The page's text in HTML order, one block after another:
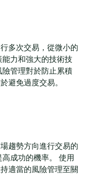
多次交易，從微小的
力和強大的技術技
管理對於防止累積
避免過度交易。
趨勢方向進行交易的
成功的機率。 使用
適當的風險管理至關